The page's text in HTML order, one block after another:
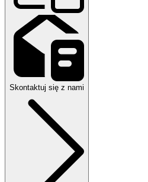
Skontaktuj się z nami